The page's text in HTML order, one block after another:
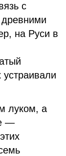
с
на Руси в
луком, а
—